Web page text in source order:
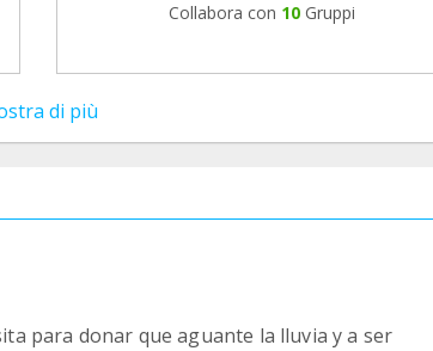
Collabora con 10 Gruppi
di più
para donar que aguante la lluvia y a ser